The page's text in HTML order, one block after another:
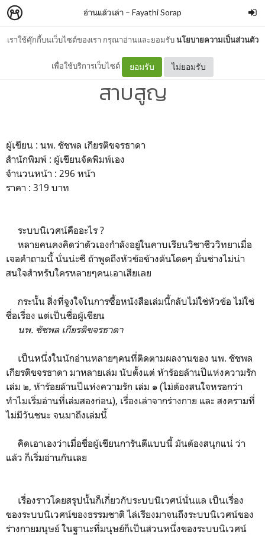
เราใช้คุ๊กกี้บนเว็บไซต์ของเรา กรุณาอ่านและยอมรับนโยบายความเป็นส่วนตัว
เพื่อใช้บริการเว็บไซต์ ยอมรับ ไม่ยอมรับ
อ่านแล้วเล่า – Fayathi Sorap
อ่านแล้วเล่า : เพื่อนเก่าที่หาย
สาบสูญ
ผู้เขียน : นพ. ชัชพล เกียรติขจรธาดา
สำนักพิมพ์ : ผู้เขียนจัดพิมพ์เอง
จำนวนหน้า : 296 หน้า
ราคา : 319 บาท
ระบบนิเวศน์คืออะไร ?
หลายคนคงคิดว่าตัวเองกำลังอยู่ในคาบเรียนวิชาชีววิทยาเมื่อ
เจอคำถามนี้ นั่นน่ะซี ถ้าพูดถึงหัวข้อข้างต้นโดดๆ มั่นช่างไม่น่า
สนใจสำหรับใครหลายๆคนเอาเสียเลย
กระนั้น สิ่งที่จูงใจในการซื้อหนังสือเล่มนี้กลับไม่ใช่หัวข้อ ไม่ใช่
ชื่อเรื่อง แต่เป็นชื่อผู้เขียน
นพ. ชัชพล เกียรติขจรธาดา
เป็นหนึ่งในนักอ่านหลายๆคนที่ติดตามผลงานของ นพ. ชัชพล
เกียรติขจรธาดา มาหลายเล่ม นับตั้งแต่ ห้าร้อยล้านปีแห่งความรัก
เล่ม ๒, ห้าร้อยล้านปีแห่งความรัก เล่ม ๑ (ไม่ต้องสนใจหรอกว่า
ทำไมเริ่มอ่านที่เล่มสองก่อน), เรื่องเล่าจากร่างกาย และ สงครามที่
ไม่มีวันชนะ จนมาถึงเล่มนี้
คิดเอาเองว่าเมื่อชื่อผู้เขียนการันตีแบบนี้ มันต้องสนุกแน่ ว่า
แล้ว ก็เริ่มอ่านกันเลย
เรื่องราวโดยสรุปนั้นก็เกี่ยวกับระบบนิเวศน์นั่นแล เป็นเรื่อง
ของระบบนิเวศน์ของธรรมชาติ ไล่เรียงมาจนถึงระบบนิเวศน์ของ
ร่างกายมนุษย์ ในฐานะที่มนุษย์ก็เป็นส่วนหนึ่งของระบบนิเวศน์